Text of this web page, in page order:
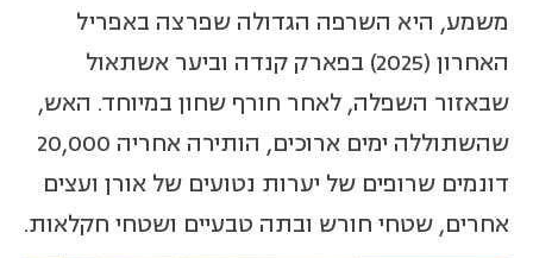
משמע, היא השרפה הגדולה שפרצה באפריל
האחרון (2025) בפארק קנדה וביער אשתאול
שבאזור השפלה, לאחר חורף שחון במיוחד. האש,
שהשתוללה ימים ארוכים, הותירה אחריה 20,000
דונמים שרופים של יערות נטועים של אורן ועצים
אחרים, שטחי חורש ובתה טבעיים ושטחי חקלאות.